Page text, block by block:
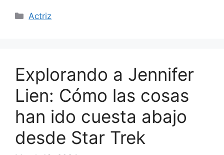
Categories
Actriz
Explorando a Jennifer
Lien: Cómo las cosas
han ido cuesta abajo
desde Star Trek